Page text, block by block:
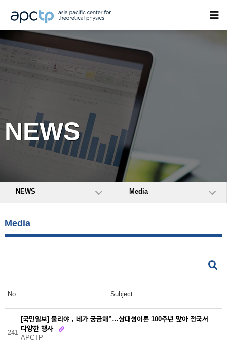
NEWS
NEWS Media
Media
No. Subject
241
[국민일보] 물리야，네가 궁금해”…상대성이론 100주년 맞아 전국서
다양한 행사
APCTP